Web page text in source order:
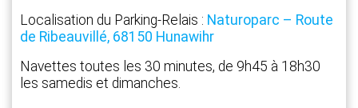
Localisation du Parking-Relais : Naturoparc – Route
de Ribeauvillé, 68150 Hunawihr
Navettes toutes les 30 minutes, de 9h45 à 18h30
les samedis et dimanches.